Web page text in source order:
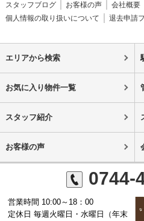
スタッフブログ
お客様の声 会社概要
個人情報の取り扱いについて
退去申請
エリアから検索
お気に入り物件一覧
スタッフ紹介
お客様の声
0744-
営業時間 10:00～18：00
定休日 毎週火曜日・水曜日（年末